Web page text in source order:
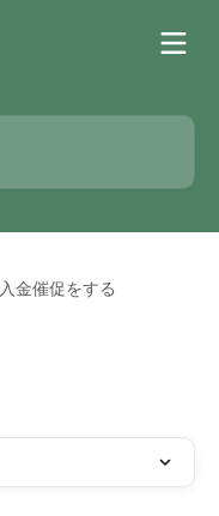
入金催促をする